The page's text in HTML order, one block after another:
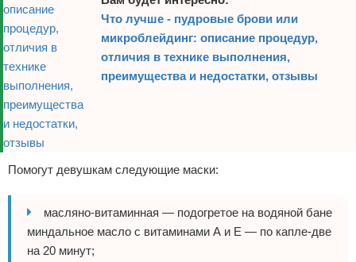
Что лучше - пудровые брови или
микроблейдинг: описание процедур,
отличия в технике выполнения,
преимущества и недостатки, отзывы
Помогут девушкам следующие маски:
масляно-витаминная — подогретое на водяной бане
миндальное масло с витаминами А и Е — по капле-две
на 20 минут;